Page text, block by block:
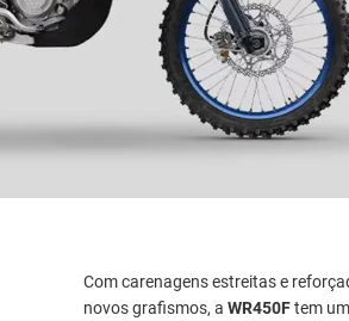
Com carenagens estreitas e
novos grafismos, a WR450Ftem